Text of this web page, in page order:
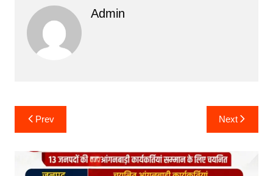
Admin
Post
navigation
Prev Next